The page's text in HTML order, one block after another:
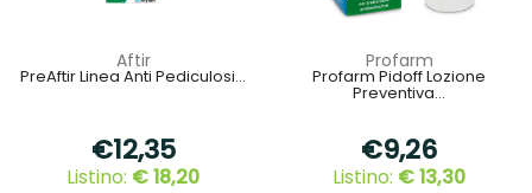
Aftir
PreAftir Linea Anti Pediculosi...
€12,35
Listino: € 18,20
Profarm
Profarm Pidoff Lozione
Preventiva...
€9,26
Listino: € 13,30